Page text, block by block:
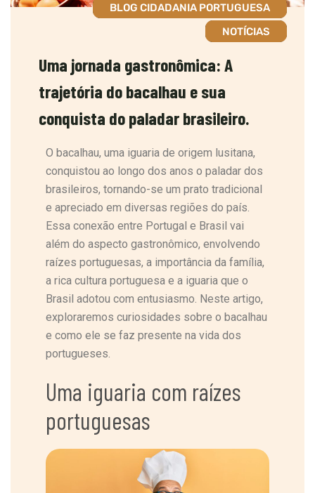
BLOG CIDADANIA PORTUGUESA
NOTÍCIAS
Uma jornada gastronômica: A
trajetória do bacalhau e sua
conquista do paladar brasileiro.
O bacalhau, uma iguaria de origem lusitana,
conquistou ao longo dos anos o paladar dos
brasileiros, tornando-se um prato tradicional
e apreciado em diversas regiões do país.
Essa conexão entre Portugal e Brasil vai
além do aspecto gastronômico, envolvendo
raízes portuguesas, a importância da família,
a rica cultura portuguesa e a iguaria que o
Brasil adotou com entusiasmo. Neste artigo,
exploraremos curiosidades sobre o bacalhau
e como ele se faz presente na vida dos
portugueses.
Uma iguaria com raízes
portuguesas